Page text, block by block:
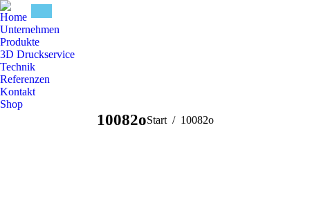
Home
Unternehmen
Produkte
3D Druckservice
Technik
Referenzen
Kontakt
Shop
10082oSie befinden sich hier:
Start 10082o